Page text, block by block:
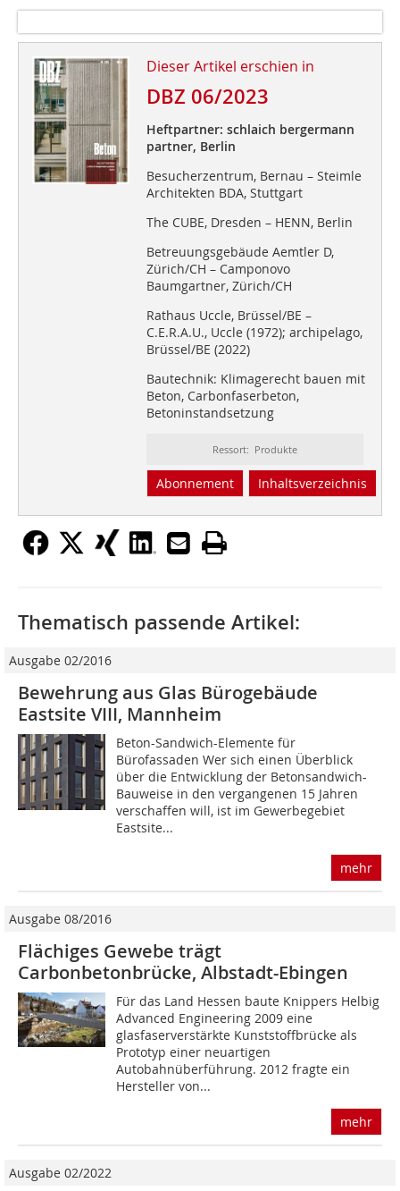
Dieser Artikel erschien in
DBZ 06/2023
Heftpartner: schlaich bergermann
partner, Berlin
Besucherzentrum, Bernau – Steimle
Architekten BDA, Stuttgart
The CUBE, Dresden – HENN, Berlin
Betreuungsgebäude Aemtler D,
Zürich/CH – Camponovo
Baumgartner, Zürich/CH
Rathaus Uccle, Brüssel/BE –
C.E.R.A.U., Uccle (1972); archipelago,
Brüssel/BE (2022)
Bautechnik: Klimagerecht bauen mit
Beton, Carbonfaserbeton,
Betoninstandsetzung
Ressort: Produkte
Abonnement Inhaltsverzeichnis
Thematisch passende Artikel:
Ausgabe 02/2016
Bewehrung aus Glas Bürogebäude
Eastsite VIII, Mannheim
Beton-Sandwich-Elemente für
Bürofassaden Wer sich einen Überblick
über die Entwicklung der Betonsandwich-
Bauweise in den vergangenen 15 Jahren
verschaffen will, ist im Gewerbegebiet
Eastsite...
mehr
Ausgabe 08/2016
Flächiges Gewebe trägt
Carbonbetonbrücke, Albstadt-Ebingen
Für das Land Hessen baute Knippers Helbig
Advanced Engineering 2009 eine
glasfaserverstärkte Kunststoffbrücke als
Prototyp einer neuartigen
Autobahnüberführung. 2012 fragte ein
Hersteller von...
mehr
Ausgabe 02/2022